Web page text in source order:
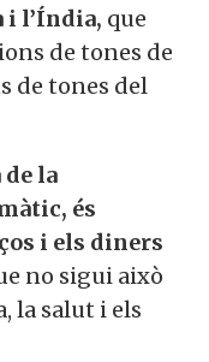
i l’Índia, que
de tones de
de tones del
la
és
i els diners
no sigui això
la salut i els